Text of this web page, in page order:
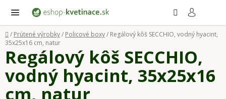
obsah
Domov
/ Prútené výrobky/ Policové boxy/ Regálový kôš SECCHIO, vodný hyacint,
35x25x16 cm, natur
Regálový kôš SECCHIO,
vodný hyacint, 35x25x16
cm, natur